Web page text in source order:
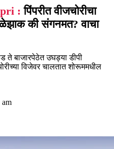
: पिंपरीत वीजचोरीचा
की संगनमत? वाचा
ते बाजारपेठेत उघड्या डीपी
विजेवर चालतात शोरूममधील
am